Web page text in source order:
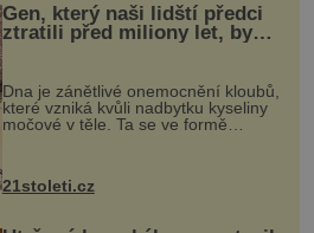
Gen, který naši lidští předci
ztratili před miliony let, by
mohl pomoci s léčbou
„nemoci králů“
Dna je zánětlivé onemocnění kloubů,
které vzniká kvůli nadbytku kyseliny
močové v těle. Ta se ve formě
nohou, a způsobuje bole...
21stoleti.cz